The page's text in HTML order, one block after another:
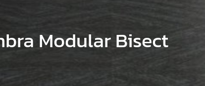
Modular Bisect